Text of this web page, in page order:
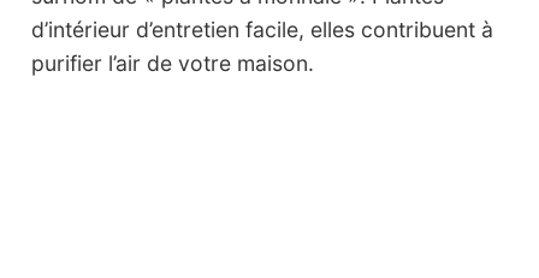
d’intérieur d’entretien facile, elles contribuent à
purifier l’air de votre maison.